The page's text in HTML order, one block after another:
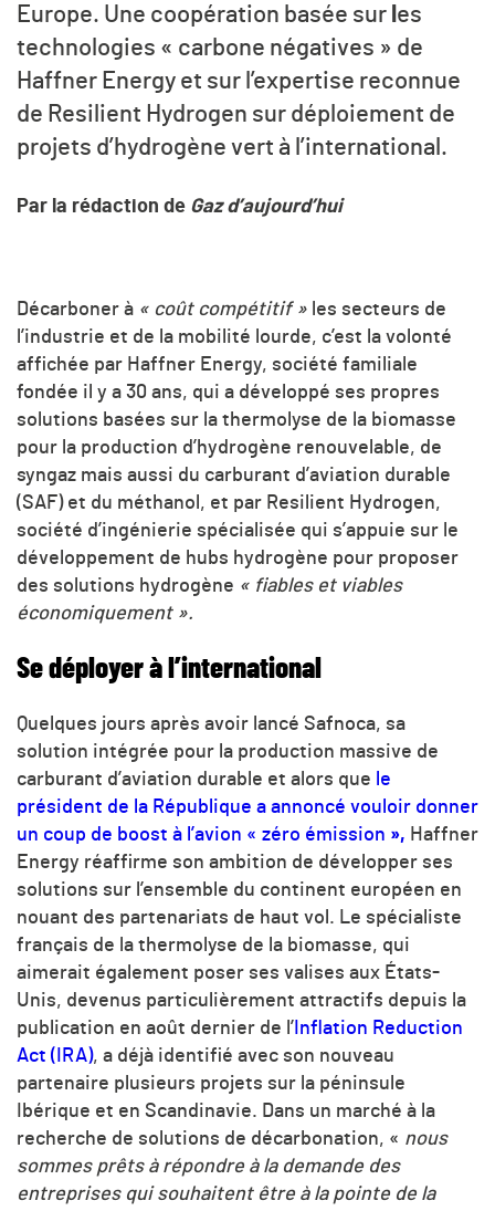
Europe. Une coopération basée sur es
technologies « carbone négatives » de
Haffner Energy et sur l’expertise reconnue
de Resilient Hydrogen sur déploiement de
projets d’hydrogène vert à l’international.
Par la rédaction de Gaz d’aujourd’hui
Décarboner à « coût compétitif » les secteurs de
l’industrie et de la mobilité lourde, c’est la volonté
affichée par Haffner Energy, société familiale
fondée il y a 30 ans, qui a développé ses propres
solutions basées sur la thermolyse de la biomasse
pour la production d’hydrogène renouvelable, de
syngaz mais aussi du carburant d’aviation durable
(SAF) et du méthanol, et par Resilient Hydrogen,
société d’ingénierie spécialisée qui s’appuie sur le
développement de hubs hydrogène pour proposer
des solutions hydrogène « fiables et viables
économiquement ».
Se déployer à l’international
Quelques jours après avoir lancé Safnoca, sa
solution intégrée pour la production massive de
carburant d’aviation durable et alors que le
président de la République a annoncé vouloir donner
un coup de boost à l’avion « zéro émission », Haffner
Energy réaffirme son ambition de développer ses
solutions sur l’ensemble du continent européen en
nouant des partenariats de haut vol. Le spécialiste
français de la thermolyse de la biomasse, qui
aimerait également poser ses valises aux États-
Unis, devenus particulièrement attractifs depuis la
publication en août dernier de l’ Inflation Reduction
Act (IRA), a déjà identifié avec son nouveau
partenaire plusieurs projets sur la péninsule
Ibérique et en Scandinavie. Dans un marché à la
recherche de solutions de décarbonation, « nous
sommes prêts à répondre à la demande des
entreprises qui souhaitent être à la pointe de la